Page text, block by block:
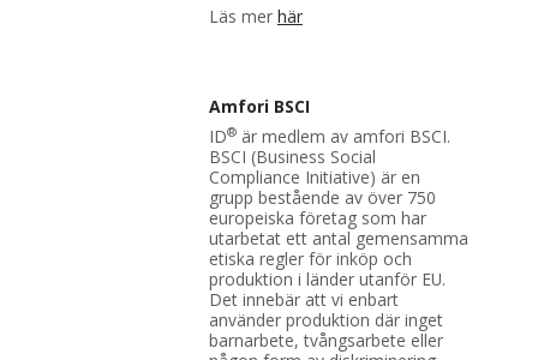
Läs mer här
Amfori BSCI
ID®är medlem av amfori BSCI.
BSCI (Business Social
Compliance Initiative) är en
grupp bestående av över 750
europeiska företag som har
utarbetat ett antal gemensamma
etiska regler för inköp och
produktion i länder utanför EU.
Det innebär att vi enbart
använder produktion där inget
barnarbete, tvångsarbete eller